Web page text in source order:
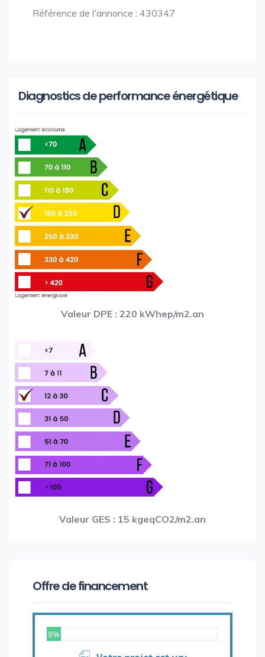
Référence de l'annonce : 430347
Diagnostics de performance énergétique
Valeur DPE : 220 kWhep/m2.an
Valeur GES : 15 kgeqCO2/m2.an
Offre de financement